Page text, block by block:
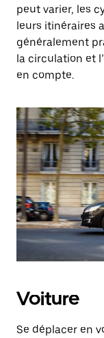
peut varier, les
leurs itinéraires
généralement
la circulation et
en compte.
Voiture
Se déplacer en